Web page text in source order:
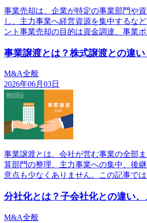
事業売却は、企業が特定の事業部門や
し、主力事業へ経営資源を集中するな
ント事業売却の目的は資金調達、事業
事業譲渡とは？株式譲渡との違
M&A全般
2026年06月03日
事業譲渡とは、会社が営む事業の全部
算部門の整理、主力事業への集中、後
意点も少なくありません。この記事で
分社化とは？子会社化との違い
M&A全般